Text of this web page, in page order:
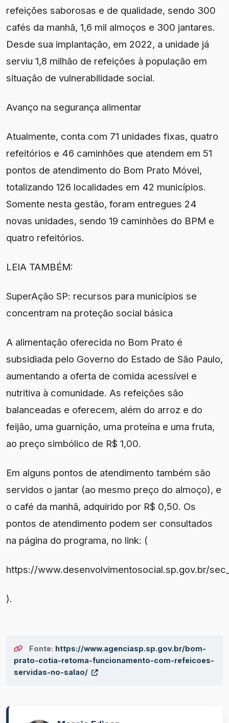
refeições saborosas e de qualidade, sendo 300
cafés da manhã, 1,6 mil almoços e 300 jantares.
Desde sua implantação, em 2022, a unidade já
serviu 1,8 milhão de refeições à população em
situação de vulnerabilidade social.
Avanço na segurança alimentar
Atualmente, conta com 71 unidades fixas, quatro
refeitórios e 46 caminhões que atendem em 51
pontos de atendimento do Bom Prato Móvel,
totalizando 126 localidades em 42 municípios.
Somente nesta gestão, foram entregues 24
novas unidades, sendo 19 caminhões do BPM e
quatro refeitórios.
LEIA TAMBÉM:
SuperAção SP: recursos para municípios se
concentram na proteção social básica
A alimentação oferecida no Bom Prato é
subsidiada pelo Governo do Estado de São Paulo,
aumentando a oferta de comida acessível e
nutritiva à comunidade. As refeições são
balanceadas e oferecem, além do arroz e do
feijão, uma guarnição, uma proteína e uma fruta,
ao preço simbólico de R$ 1,00.
Em alguns pontos de atendimento também são
servidos o jantar (ao mesmo preço do almoço), e
o café da manhã, adquirido por R$ 0,50. Os
pontos de atendimento podem ser consultados
na página do programa, no link: (
https://www.desenvolvimentosocial.sp.gov.br/
).
Fonte: https://www.agenciasp.sp.gov.br/bom-
prato-cotia-retoma-funcionamento-com-refeicoes-
servidas-no-salao/